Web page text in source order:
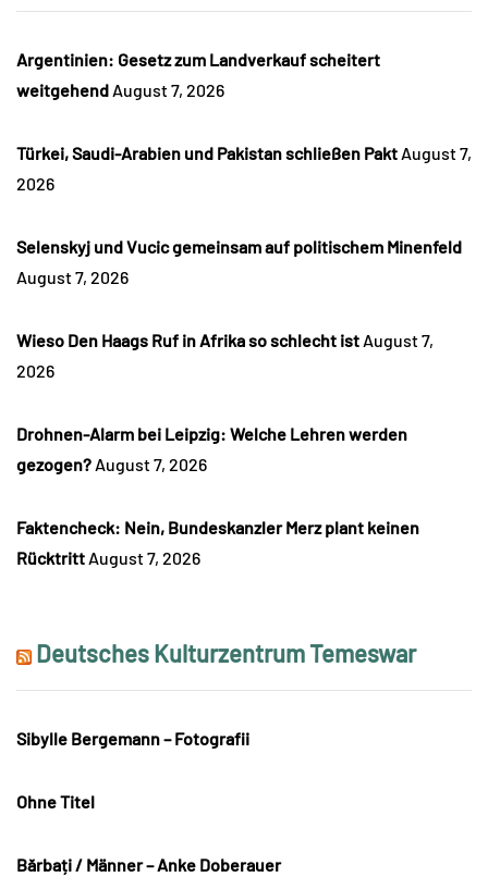
Argentinien: Gesetz zum Landverkauf scheitert
weitgehend August 7, 2026
Türkei, Saudi-Arabien und Pakistan schließen Pakt August 7,
2026
Selenskyj und Vucic gemeinsam auf politischem Minenfeld
August 7, 2026
Wieso Den Haags Ruf in Afrika so schlecht ist August 7,
2026
Drohnen-Alarm bei Leipzig: Welche Lehren werden
gezogen? August 7, 2026
Faktencheck: Nein, Bundeskanzler Merz plant keinen
Rücktritt August 7, 2026
Deutsches Kulturzentrum Temeswar
Sibylle Bergemann – Fotografii
Ohne Titel
Bărbați / Männer – Anke Doberauer